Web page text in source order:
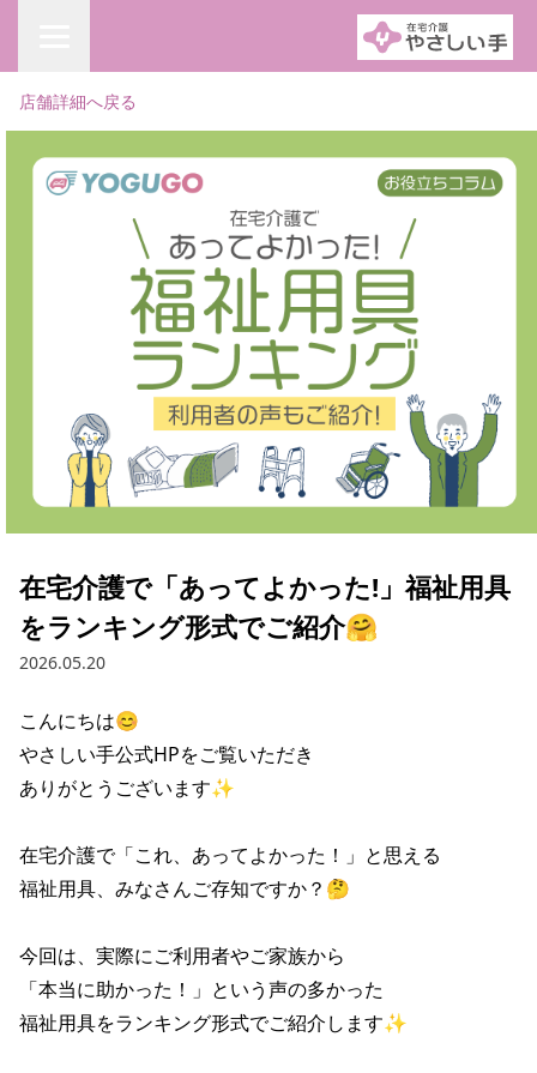
店舗詳細へ戻る
在宅介護で「あってよかった!」福祉用具
をランキング形式でご紹介🤗
2026.05.20
こんにちは😊
やさしい手公式HPをご覧いただき
ありがとうございます✨
在宅介護で「これ、あってよかった！」と思える
福祉用具、みなさんご存知ですか？🤔
今回は、実際にご利用者やご家族から
「本当に助かった！」という声の多かった
福祉用具をランキング形式でご紹介します✨